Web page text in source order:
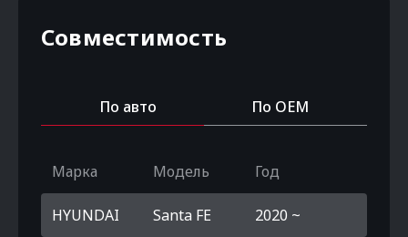
Совместимость
По авто По OEM
Марка Модель Год
HYUNDAI Santa FE 2020 ~